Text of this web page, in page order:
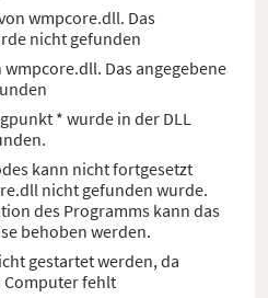
wmpcore.dll. Das
nicht gefunden
Das angegebene
* wurde in der DLL
kann nicht fortgesetzt
nicht gefunden wurde.
des Programms kann das
behoben werden.
gestartet werden, da
fehlt